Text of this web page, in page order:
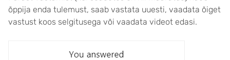
õppija enda tulemust, saab vastata uuesti, vaadata õiget
vastust koos selgitusega või vaadata videot edasi.